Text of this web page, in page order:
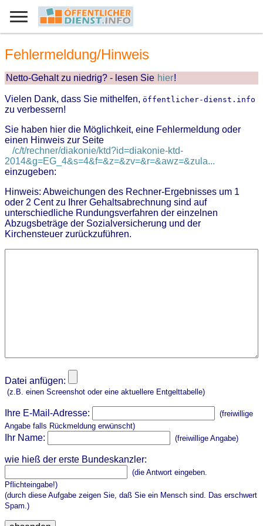
Fehlermeldung/Hinweis
Netto-Gehalt zu niedrig? - lesen Sie hier!
Vielen Dank, dass Sie mithelfen, öffentlicher-dienst.info
zu verbessern!
Sie haben hier die Möglichkeit, eine Fehlermeldung oder
einen Hinweis zur Seite
/c/t/rechner/diakonie/ktd?id=diakonie-ktd-
2014&g=EG_4&s=4&f=&z=&zv=&r=&awz=&zula...
einzugeben:
Hinweis: Abweichungen des Rechner-Ergebnisses um 1
oder 2 Cent zu Ihrer Gehaltsabrechnung sind auf
unterschiedliche Rundungsverfahren der einzelnen
Abzugsbeträge der Sozialversicherung und der
Kirchensteuer zurückzuführen.
Datei anfügen:
(z.B. einen Screenshot oder eine aktuellere Entgelttabelle)
Ihre E-Mail-Adresse:
(freiwillige
Angabe falls Rückmeldung erwünscht)
Ihr Name: (freiwillige Angabe)
wie hieß der erste Bundeskanzler:
(die Antwort eingeben.
Pflichteingabe!)
(durch diese Aufgabe zeigen Sie, daß Sie ein Mensch sind. Das erschwert
Spam.)